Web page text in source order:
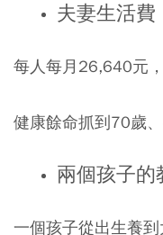
夫妻生活費
每人每月26,640元
健康餘命抓到70歲
兩個孩子的
一個孩子從出生養